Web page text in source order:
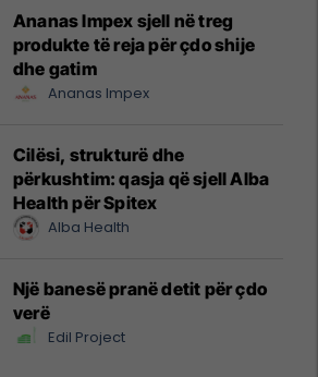
Ananas Impex sjell në treg
produkte të reja për çdo shije
dhe gatim
Ananas Impex
Cilësi, strukturë dhe
përkushtim: qasja që sjell Alba
Health për Spitex
Alba Health
Një banesë pranë detit për çdo
verë
Edil Project